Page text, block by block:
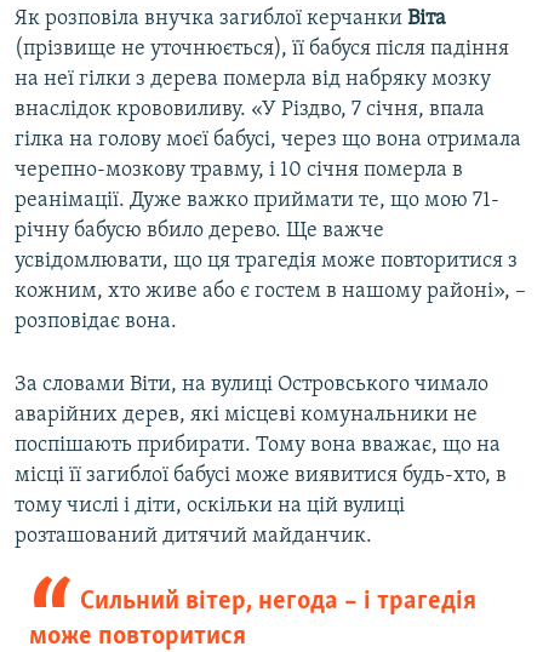
Як розповіла внучка загиблої керчанки Віта
(прізвище не уточнюється), її бабуся після падіння
на неї гілки з дерева померла від набряку мозку
внаслідок крововиливу. «У Різдво, 7 січня, впала
гілка на голову моєї бабусі, через що вона отримала
черепно-мозкову травму, і 10 січня померла в
реанімації. Дуже важко приймати те, що мою 71-
річну бабусю вбило дерево. Ще важче
усвідомлювати, що ця трагедія може повторитися з
кожним, хто живе або є гостем в нашому районі», –
розповідає вона.
За словами Віти, на вулиці Островського чимало
аварійних дерев, які місцеві комунальники не
поспішають прибирати. Тому вона вважає, що на
місці її загиблої бабусі може виявитися будь-хто, в
тому числі і діти, оскільки на цій вулиці
розташований дитячий майданчик.
Сильний вітер, негода – і трагедія
може повторитися